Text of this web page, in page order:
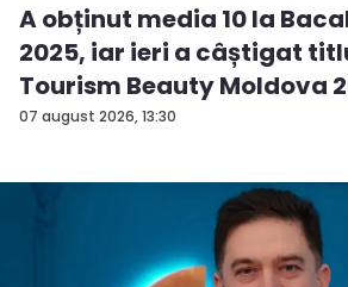
07 august 2026, 13:30
A obținut media 10 la
2025, iar ieri a câștigat
Tourism Beauty Moldova
Andreea...